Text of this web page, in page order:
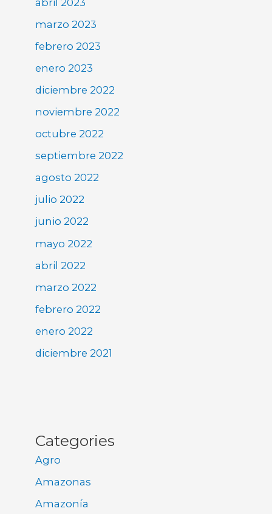
marzo 2023
febrero 2023
enero 2023
diciembre 2022
noviembre 2022
octubre 2022
septiembre 2022
agosto 2022
julio 2022
junio 2022
mayo 2022
abril 2022
marzo 2022
febrero 2022
enero 2022
diciembre 2021
Categories
Agro
Amazonas
Amazonía